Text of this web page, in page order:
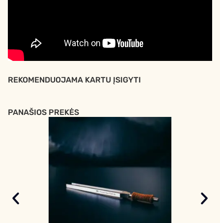
REKOMENDUOJAMA KARTU ĮSIGYTI
PANAŠIOS PREKĖS